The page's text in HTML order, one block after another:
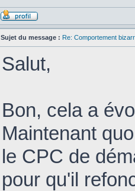
Sujet du message : Re: Comportement
Salut,
Bon, cela a
Maintenant
le CPC de
pour qu'il